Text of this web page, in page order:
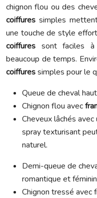
chignon flou ou des
coiffures simples
une touche de style
coiffures sont faciles
beaucoup de temps.
coiffuressimples pour le
Queue de cheval
Chignon flou avec
Cheveux lâchés
spray texturisant
naturel.
Demi-queue de
romantique et
Chignon tressé avec